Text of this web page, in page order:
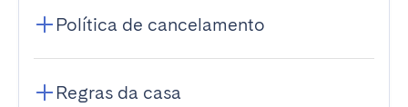
Política de cancelamento
Regras da casa